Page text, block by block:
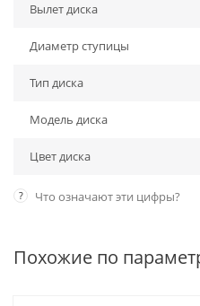
Вылет диска
Диаметр ступицы
Тип диска
Модель диска
Цвет диска
? Что означают эти цифры?
Похожие по